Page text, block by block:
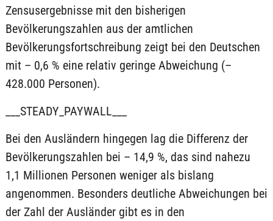
Zensusergebnisse mit den bisherigen
Bevölkerungszahlen aus der amtlichen
Bevölkerungsfortschreibung zeigt bei den Deutschen
mit – 0,6 % eine relativ geringe Abweichung (–
428.000 Personen).
___STEADY_PAYWALL___
Bei den Ausländern hingegen lag die Differenz der
Bevölkerungszahlen bei – 14,9 %, das sind nahezu
1,1 Millionen Personen weniger als bislang
angenommen. Besonders deutliche Abweichungen bei
der Zahl der Ausländer gibt es in den